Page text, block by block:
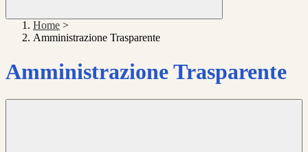
Home >
Amministrazione Trasparente
Amministrazione Trasparente